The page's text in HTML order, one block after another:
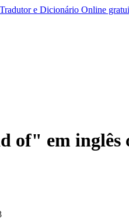
Tradutor e Dicionário Online
of" em inglês